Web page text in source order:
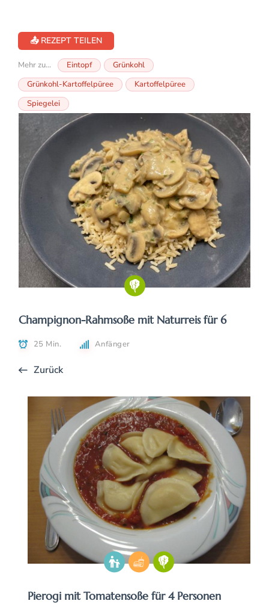
📤 REZEPT TEILEN
Mehr zu... Eintopf
Grünkohl
Grünkohl-Kartoffelpüree
Kartoffelpüree
Spiegelei
Champignon-Rahmsoße mit Naturreis für 6
25 Min. Anfänger
Zurück
Pierogi mit Tomatensoße für 4 Personen